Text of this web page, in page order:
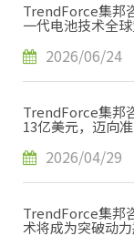
TrendForce集邦
一代电池技术全
2026/06/24
TrendForce集邦
13亿美元，迈向
2026/04/29
TrendForce集邦
术将成为突破动